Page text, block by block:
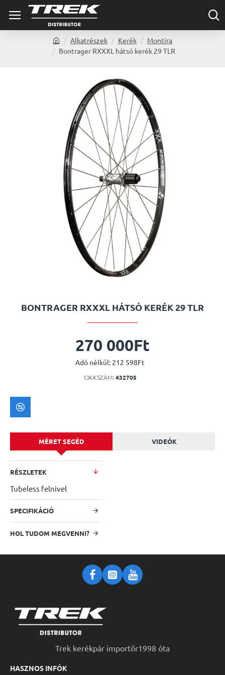
h
m
Alkatrészek Kerék
Montira
Bontrager RXXXL hátsó kerék 29 TLR
BONTRAGER RXXXL HÁTSÓ KERÉK 29 TLR
270 000Ft
Adó nélkül: 212 598Ft
CIKKSZÁM: 432705
MÉRET SEGÉD VIDEÓK
RÉSZLETEK
Tubeless felnivel
SPECIFIKÁCIÓ
HOL TUDOM MEGVENNI?
Trek kerékpár importőr1998 óta
HASZNOS INFÓK